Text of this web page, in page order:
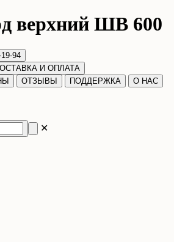
верхний ШВ 600
94
И ОПЛАТА
ОТЗЫВЫ ПОДДЕРЖКА О НАС
✕